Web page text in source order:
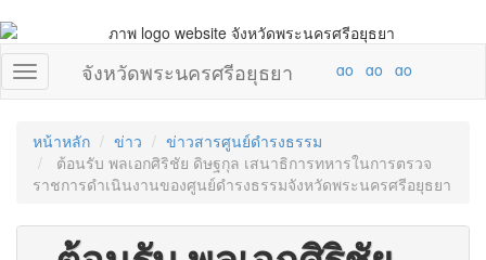
จังหวัดพระนครศรีอยุธยา
หน้าหลัก ข่าว
ข่าวสารศูนย์ดำรงธรรม
ต้อนรับ พลเอกศิริชัย ดิษฐกุล เสนาธิการทหารในการตรวจ
ราชการดำเนินงานของศูนย์ดำรงธรรมจังหวัดพระนครศรีอยุธยา